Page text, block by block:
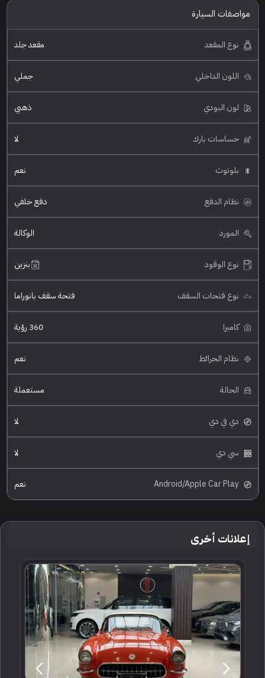
مواصفات السيارة
نوع المقعد مقعد جلد
اللون الداخلي جملي
لون البودي ذهبي
حساسات بارك لا
بلوتوث نعم
نظام الدفع دفع خلفي
المورد الوكالة
نوع الوقود بنزين
نوع فتحات السقف فتحة سقف بانوراما
كاميرا 360 رؤية
نظام الخرائط نعم
الحالة مستعملة
دي في دي لا
سي دي لا
Android/Apple Car Play نعم
إعلانات أخرى